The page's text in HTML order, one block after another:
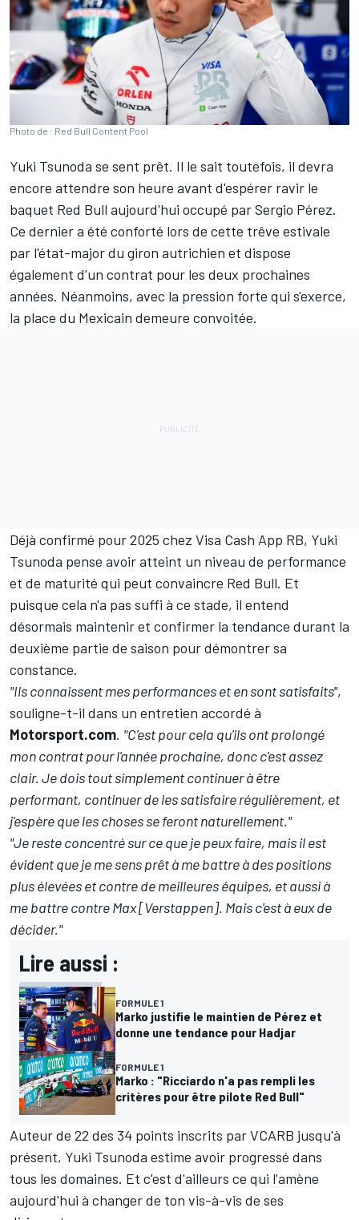
Photo de : Red Bull Content Pool
Yuki Tsunoda se sent prêt. Il le sait toutefois, il devra
encore attendre son heure avant d'espérer ravir le
baquet Red Bull aujourd'hui occupé parSergio Pérez.
Ce dernier a été conforté lors de cette trêve estivale
par l'état-major du giron autrichien et dispose
également d'un contrat pour les deux prochaines
années. Néanmoins, avec la pression forte qui s'exerce,
la place du Mexicain demeure convoitée.
Déjà confirmé pour 2025 chez Visa Cash App RB, Yuki
Tsunoda pense avoir atteint un niveau de performance
et de maturité qui peut convaincre Red Bull. Et
puisque cela n'a pas suffi à ce stade, il entend
désormais maintenir et confirmer la tendance durant la
deuxième partie de saison pour démontrer sa
constance.
"Ils connaissent mes performances et en sont satisfaits",
souligne-t-il dans un entretien accordé à
Motorsport.com. "C'est pour cela qu'ils ont prolongé
mon contrat pour l'année prochaine, donc c'est assez
clair. Je dois tout simplement continuer à être
performant, continuer de les satisfaire régulièrement, et
j'espère que les choses se feront naturellement."
"Je reste concentré sur ce que je peux faire, mais il est
évident que je me sens prêt à me battre à des positions
plus élevées et contre de meilleures équipes, et aussi à
me battre contre Max [Verstappen]. Mais c'est à eux de
décider."
Lire aussi :
FORMULE 1
Marko justifie le maintien de Pérez et
donne une tendance pour Hadjar
FORMULE 1
Marko : "Ricciardo n'a pas rempli les
critères pour être pilote Red Bull"
Auteur de 22 des 34 points inscrits par VCARB jusqu'à
présent, Yuki Tsunoda estime avoir progressé dans
tous les domaines. Et c'est d'ailleurs ce qui l'amène
aujourd'hui à changer de ton vis-à-vis de ses